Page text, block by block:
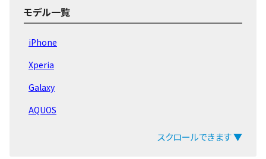
iPhone16 Pro
iPhone16 Plus
iPhone16
iPhone15 Pro Max
iPhone15 Pro
モデル一覧
iPhone
Xperia
Galaxy
AQUOS
スクロールできます ▼